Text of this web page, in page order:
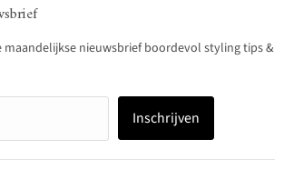
maandelijkse nieuwsbrief boordevol styling tips &
Inschrijven